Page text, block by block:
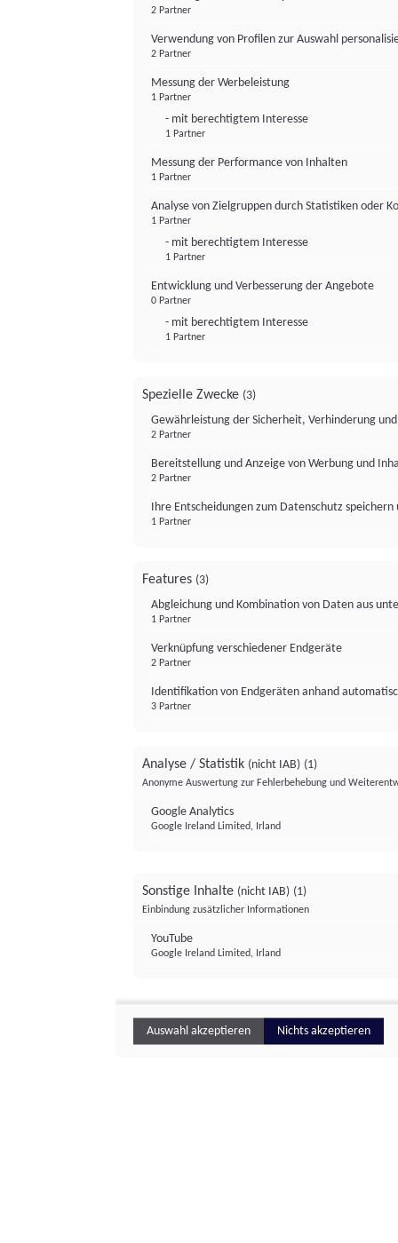
2 Partner
Verwendung von Profilen zur Auswahl
2 Partner
Messung der Werbeleistung
1 Partner
- mit berechtigtem Interesse
1 Partner
Messung der Performance von Inhalten
1 Partner
Analyse von Zielgruppen durch Statistiken oder
1 Partner
- mit berechtigtem Interesse
1 Partner
Entwicklung und Verbesserung der Angebote
0 Partner
- mit berechtigtem Interesse
1 Partner
Spezielle Zwecke (3)
Gewährleistung der Sicherheit, Verhinderung
2 Partner
Bereitstellung und Anzeige von Werbung und
2 Partner
Ihre Entscheidungen zum Datenschutz
1 Partner
Features (3)
Abgleichung und Kombination von Daten aus
1 Partner
Verknüpfung verschiedener Endgeräte
2 Partner
Identifikation von Endgeräten anhand
3 Partner
Analyse / Statistik (nicht IAB) (1)
Anonyme Auswertung zur Fehlerbehebung und
Google Analytics
Google Ireland Limited, Irland
Sonstige Inhalte (nicht IAB) (1)
Einbindung zusätzlicher Informationen
YouTube
Google Ireland Limited, Irland
Auswahl akzeptieren Nichts akzeptieren